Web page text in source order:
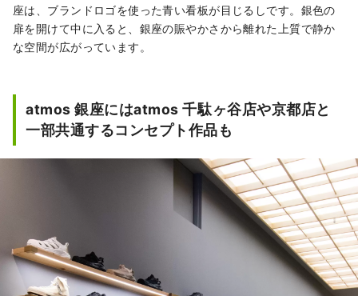
座は、ブランドロゴを使った青い看板が目じるしです。銀色の
扉を開けて中に入ると、銀座の賑やかさから離れた上質で静か
な空間が広がっています。
atmos 銀座にはatmos 千駄ヶ谷店や京都店と
一部共通するコンセプト作品も